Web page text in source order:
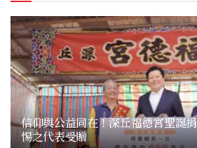
信仰與公益同在！深丘福德宮聖誕
惕之代表受贈